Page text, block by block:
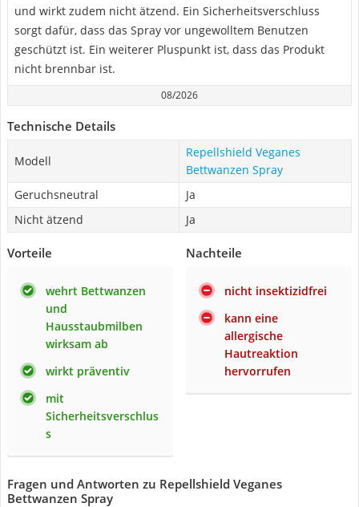
und wirkt zudem nicht ätzend. Ein Sicherheitsverschluss
sorgt dafür, dass das Spray vor ungewolltem Benutzen
geschützt ist. Ein weiterer Pluspunkt ist, dass das Produkt
nicht brennbar ist.
08/2026
Technische Details
Modell
Repellshield Veganes
Bettwanzen Spray
Geruchsneutral
Ja
Nicht ätzend
Ja
Vorteile
wehrt Bettwanzen
und
Hausstaubmilben
wirksam ab
wirkt präventiv
mit
Sicherheitsverschlus
s
Nachteile
nicht insektizidfrei
kann eine
allergische
Hautreaktion
hervorrufen
Fragen und Antworten zu Repellshield Veganes
Bettwanzen Spray